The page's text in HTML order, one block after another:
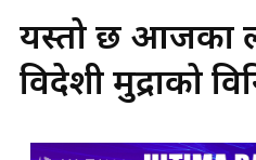
यस्तो छ आजका
विदेशी मुद्राको